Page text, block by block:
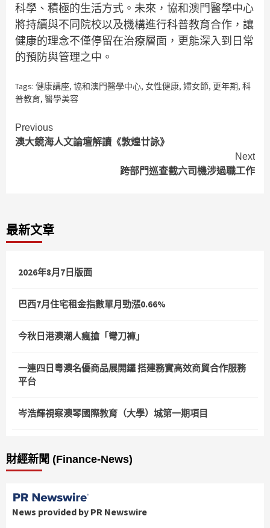
科學、積極的生活方式。未來，協和澳門醫學中心
將持續與不同院校以及機構進行科普教育合作，讓
健康的理念不僅停留在治療層面，更能深入到日常
的預防與管理之中。
Tags: 健康講座, 協和澳門醫學中心, 女性健康, 婦女節, 更年期, 科
普教育, 醫學美容
Continue
Reading
Previous
澳大鏡海人文論壇解讀《敦煌廿詠》
Next
跨部門巡查截六司機涉過職工作
最新文章
2026年8月7日版面
巴西7月住宅租金指數單月勁漲0.66%
今秋日港澳潮人瘋搶「彎刀褲」
一連四日粵澳名優商品展開鑼 搭建務實高效商貿合作服務
平台
岑浩輝視察澳琴國際教育（大學）城第一期項目
財經新聞 (Finance-News)
News provided by PR Newswire